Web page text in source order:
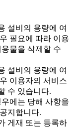
설비의 용량에 여
필요에 따라 이용
물을 삭제할 수
설비의 용량에 여
이용자의 서비스
수 있습니다.
에는 당해 사항을
지합니다.
게재 또는 등록하